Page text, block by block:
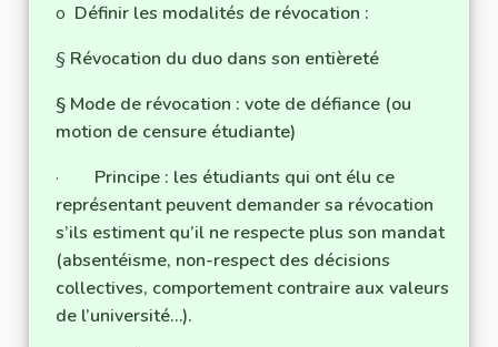
o Définir les modalités de révocation :
§ Révocation du duo dans son entièreté
§ Mode de révocation : vote de défiance (ou
motion de censure étudiante)
· Principe : les étudiants qui ont élu ce
représentant peuvent demander sa révocation
s’ils estiment qu’il ne respecte plus son mandat
(absentéisme, non-respect des décisions
collectives, comportement contraire aux valeurs
de l’université…).